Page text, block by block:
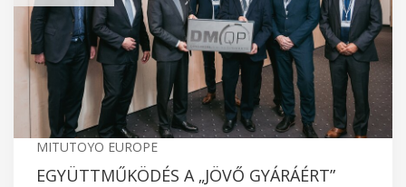
MITUTOYO EUROPE
EGYÜTTMŰKÖDÉS A „JÖVŐ GYÁRÁÉRT”